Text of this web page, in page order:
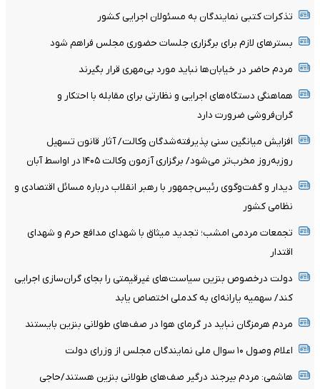
تذکرات کتبی نمایندگان به مسئولان اجرایی کشور
بسترهای لازم برای برگزاری جلسات حضوری مجلس فراهم شود
مردم حاضر در خیابان‌ها نباید مورد بی‌مهری قرار بگیرند
هماهنگی دستگاه‌های اجرایی و نظارتی برای مقابله با احتکار و
گران‌فروشی ضرورت دارد
افزایش میانگین سنی پذیرفته‌شدگان وکالت/ آثار قانون تسهیل
روزبه‌روز مخرب‌تر می‌شود/ برگزاری آزمون وکالت ۱۴۰۵ در اواسط آبان
دیدار و گفت‌وگوی رئیس‌جمهور با رهبر انقلاب درباره مسائل اقتصادی و
نظامی کشور
تجمعات مردمی امشب؛ تجدید میثاق با شهدای مدافع حرم و شهدای
اقتدار
دولت درخصوص بنزین سیاست‌های غیرقیمتی را بجای گران‌سازی اجرایی
کند/ سهمیه یارانه‌ای به کدملی اختصاص یابد
مردم هرمزگان نباید در گرمای هوا در صف‌های طولانی بنزین بایستند
اعلام وصول ۱۰ سوال ملی نمایندگان مجلس از وزرای دولت
هاشمی: مردم بیرجند درگیر صف‌های طولانی بنزین هستند/حاجی